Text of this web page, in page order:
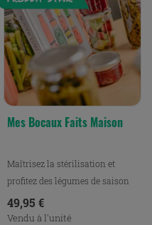
Mes Bocaux Faits Maison
Maîtrisez la stérilisation et
profitez des légumes de saison
pour préparer de...
Prix
49,95 €
Vendu à l'unité